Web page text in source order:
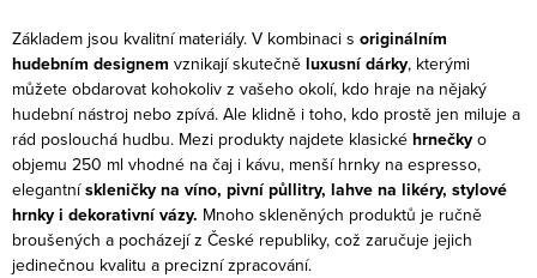
i
s
u
Základem jsou kvalitní materiály. V kombinaci s originálním
hudebním designem vznikají skutečně luxusní dárky, kterými
můžete obdarovat kohokoliv z vašeho okolí, kdo hraje na nějaký
hudební nástroj nebo zpívá. Ale klidně i toho, kdo prostě jen miluje a
rád poslouchá hudbu. Mezi produkty najdete klasické hrnečky o
objemu 250 ml vhodné na čaj i kávu, menší hrnky na espresso,
elegantnískleničky na víno, pivní půllitry, lahve na likéry, stylové
hrnky i dekorativní vázy. Mnoho skleněných produktů je ručně
broušených a pocházejí z České republiky, což zaručuje jejich
jedinečnou kvalitu a precizní zpracování.